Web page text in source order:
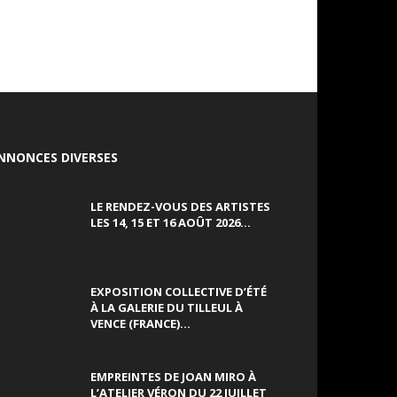
DIVERSES
LE RENDEZ-VOUS DES ARTISTES
LES 14, 15 ET 16 AOÛT 2026...
EXPOSITION COLLECTIVE D’ÉTÉ
À LA GALERIE DU TILLEUL À
VENCE (FRANCE)...
EMPREINTES DE JOAN MIRO À
L’ATELIER VÉRON DU 22 JUILLET